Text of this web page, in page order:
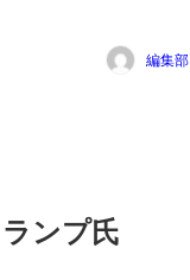
編集部
ンプ氏